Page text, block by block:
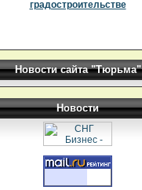
градостроительстве
Новости сайта "Тюрьма"
Новости